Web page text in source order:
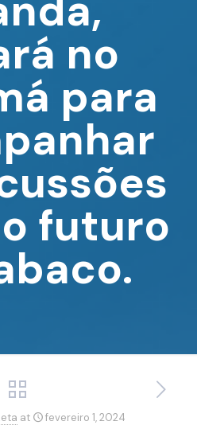
no
para
futuro
at fevereiro 1, 2024